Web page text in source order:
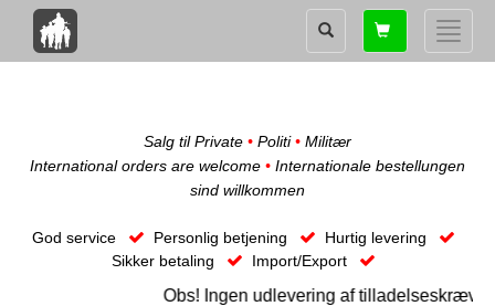
Toggle
Shopping
card
Salg til Private • Politi• Militær
International orders are welcome • Internationale bestellungen
sind willkommen
God service Personlig betjening
Hurtig levering
Sikker betaling
Import/Export
Obs! Ingen udlevering af